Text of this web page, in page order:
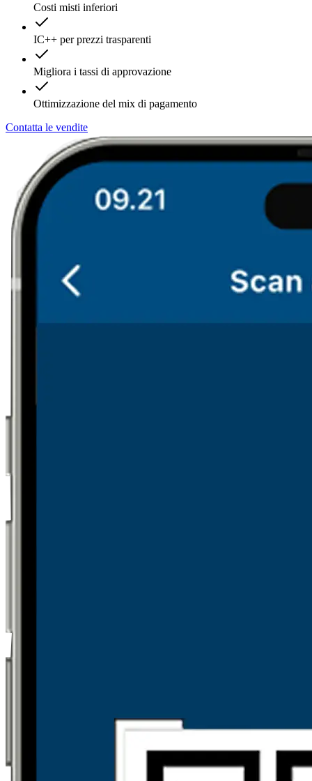
Costi misti inferiori
IC++ per prezzi trasparenti
Migliora i tassi di approvazione
Ottimizzazione del mix di pagamento
Contatta le vendite